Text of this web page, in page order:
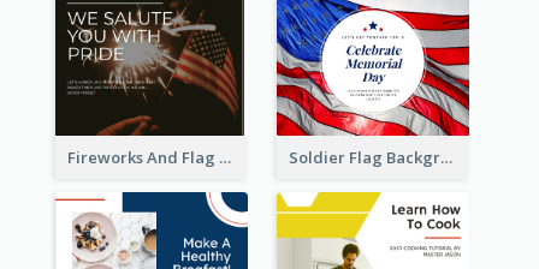
Fireworks And Flag Photo Memorial Day Celebration Facebook Post Soldier Flag Background Memorial Day Facebook Post